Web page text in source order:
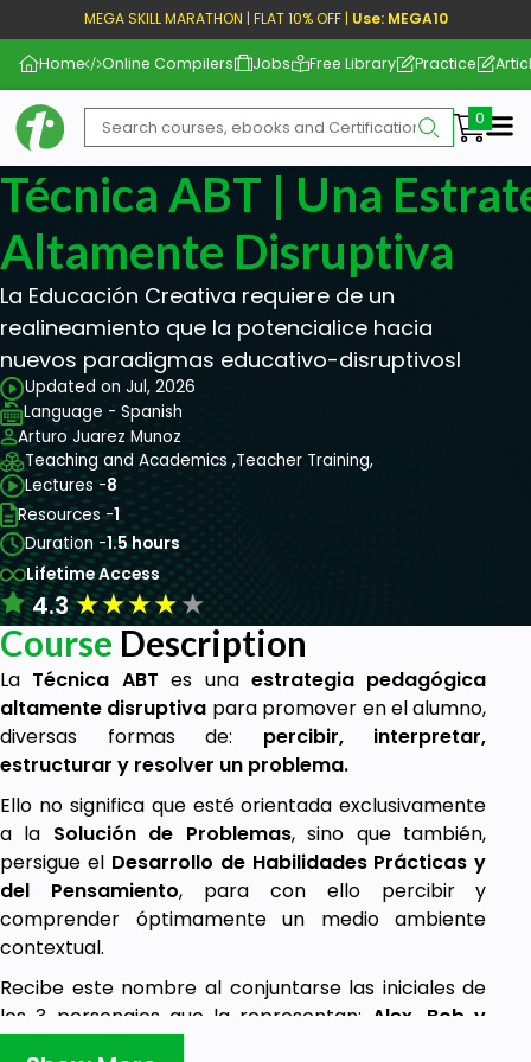
MEGA SKILL MARATHON | FLAT 10% OFF | Use: MEGA10
Home Online Compilers Jobs Free Library Practice
Técnica ABT | Una
Altamente Disruptiva
La Educación Creativa requiere de un
realineamiento que la potencialice hacia
nuevos paradigmas educativo-disruptivosl
Updated on Jul, 2026
Language - Spanish
Arturo Juarez Munoz
Teaching and Academics ,Teacher Training,
Lectures -8
Resources -1
Duration -1.5 hours
Lifetime Access
4.3★★★★★
Course Description
La Técnica ABT es unaestrategia pedagógica
altamente disruptiva para promover en el alumno,
diversas formas de: percibir, interpretar,
estructurar y resolver un problema.
Ello no significa que esté orientada exclusivamente
a la Solución de Problemas, sino que también,
persigue el Desarrollo de Habilidades Prácticas y
del Pensamiento, para con ello percibir y
comprender óptimamente un medio ambiente
contextual.
Recibe este nombre al conjuntarse las iniciales de
los 3 personajes que la representan: Alex, Bob y